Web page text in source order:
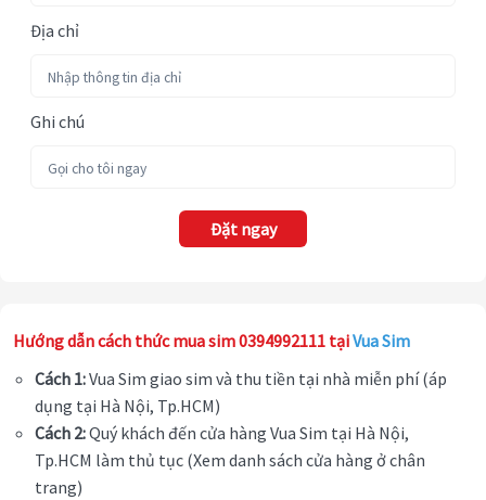
Địa chỉ
Ghi chú
Đặt ngay
Hướng dẫn cách thức mua sim 0394992111 tạiVua Sim
Cách 1:Vua Sim giao sim và thu tiền tại nhà miễn phí (áp
dụng tại Hà Nội, Tp.HCM)
Cách 2:Quý khách đến cửa hàng Vua Sim tại Hà Nội,
Tp.HCM làm thủ tục (Xem danh sách cửa hàng ở chân
trang)